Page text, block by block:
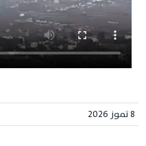
8 تموز 2026